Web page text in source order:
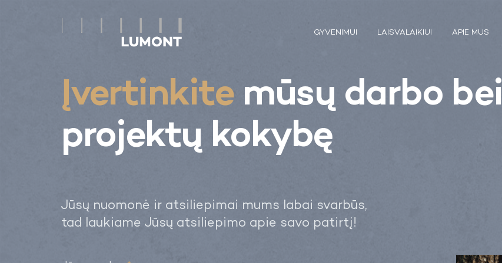
GYVENIMUI LAISVALAIKIUI APIE MUS
Įvertinkitemūsų darbo bei
projektų kokybę
Jūsų nuomonė ir atsiliepimai mums labai svarbūs,
tad laukiame Jūsų atsiliepimo apie savo patirtį!
LAISVALAIKIUI
APIE MUS
KONTAKTAI